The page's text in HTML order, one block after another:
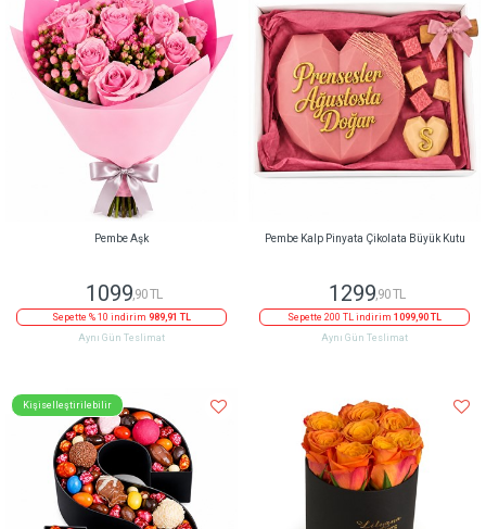
Pembe Aşk
1099,90 TL
Sepette % 10 indirim 989,91 TL
Aynı Gün Teslimat
Pembe Kalp Pinyata Çikolata Büyük Kutu
1299,90 TL
Sepette 200 TL indirim 1099,90 TL
Aynı Gün Teslimat
Kişiselleştirilebilir